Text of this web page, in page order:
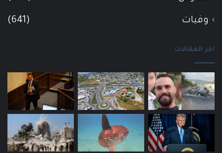
وفيات (641)
اخر المقالات